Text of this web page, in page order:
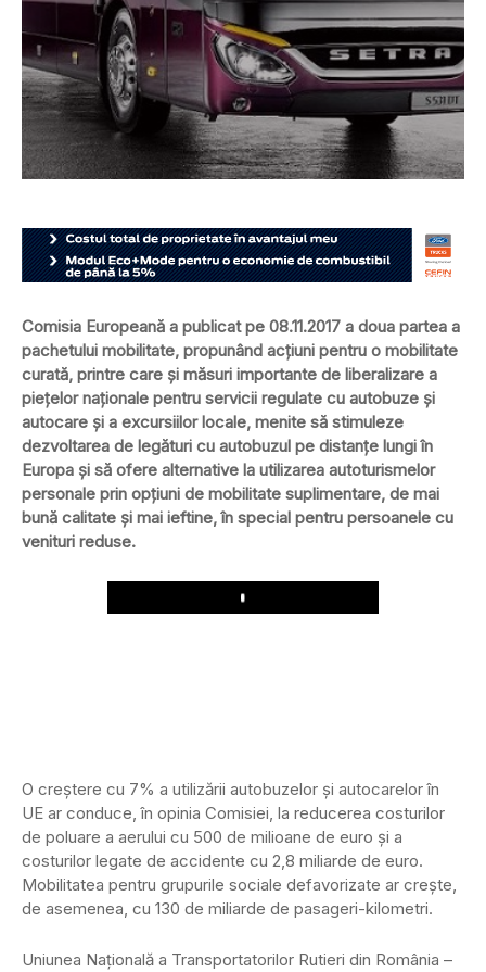
Comisia Europeană a publicat pe 08.11.2017 a doua partea a
pachetului mobilitate, propunând acțiuni pentru o mobilitate
curată, printre care și măsuri importante de liberalizare a
piețelor naționale pentru servicii regulate cu autobuze și
autocare și a excursiilor locale, menite să stimuleze
dezvoltarea de legături cu autobuzul pe distanțe lungi în
Europa și să ofere alternative la utilizarea autoturismelor
personale prin opțiuni de mobilitate suplimentare, de mai
bună calitate și mai ieftine, în special pentru persoanele cu
venituri reduse.
Play
O creștere cu 7% a utilizării autobuzelor și autocarelor în
UE ar conduce, în opinia Comisiei, la reducerea costurilor
de poluare a aerului cu 500 de milioane de euro și a
costurilor legate de accidente cu 2,8 miliarde de euro.
Mobilitatea pentru grupurile sociale defavorizate ar crește,
de asemenea, cu 130 de miliarde de pasageri-kilometri.
Uniunea Națională a Transportatorilor Rutieri din România –